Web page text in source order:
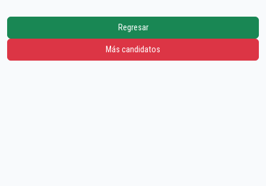
Regresar
Más candidatos